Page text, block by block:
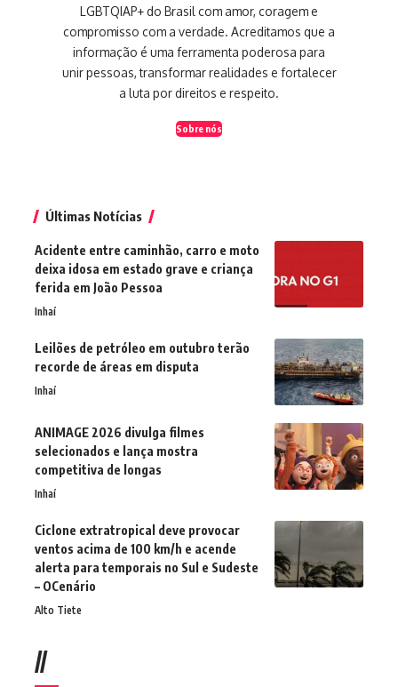
LGBTQIAP+ do Brasil com amor, coragem e
compromisso com a verdade. Acreditamos que a
informação é uma ferramenta poderosa para
unir pessoas, transformar realidades e fortalecer
a luta por direitos e respeito.
Sobre nós
Últimas Notícias
Acidente entre caminhão, carro e moto
deixa idosa em estado grave e criança
ferida em João Pessoa
Inhaí
Leilões de petróleo em outubro terão
recorde de áreas em disputa
Inhaí
ANIMAGE 2026 divulga filmes
selecionados e lança mostra
competitiva de longas
Inhaí
Ciclone extratropical deve provocar
ventos acima de 100 km/h e acende
alerta para temporais no Sul e Sudeste
– OCenário
Alto Tiete
//